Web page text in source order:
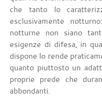
che tanto lo
esclusivamente
notturne non siano
esigenze di difesa, in
dispone lo rende
quanto piuttosto un
proprie prede che
abbondanti.